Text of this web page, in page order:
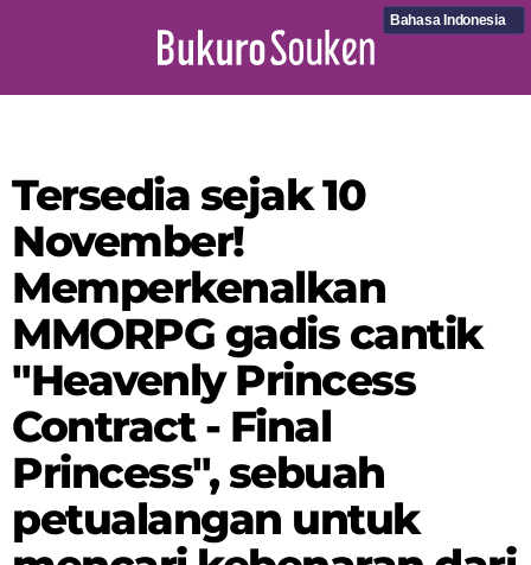
Bahasa Indonesia
Tersedia sejak 10
November!
Memperkenalkan
MMORPG gadis cantik
"Heavenly Princess
Contract - Final
Princess", sebuah
petualangan untuk